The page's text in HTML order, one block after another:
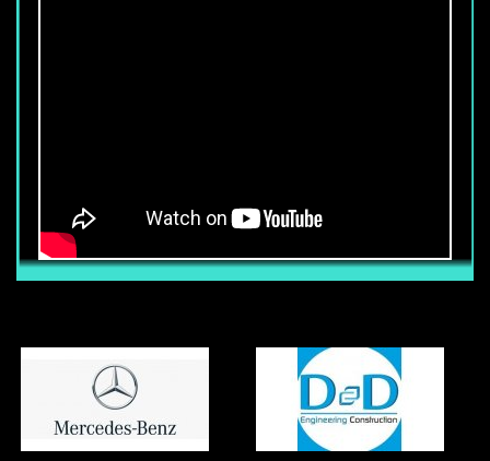
Thu nhập chính thức từ : 6.800.000 vnđ
trở lên (Chưa bao gồm các phụ cấp
khác) Ngoài mức lương trên, nhân viên
ngữ, võ thuật) Nhân viên được hưởng
đầy đủ chế độ BHXH-BHYT-BHTN khi ký
hợp đồng chính thức với công ty. Mọi
chế độ khác tuân thủ đúng luật lao động